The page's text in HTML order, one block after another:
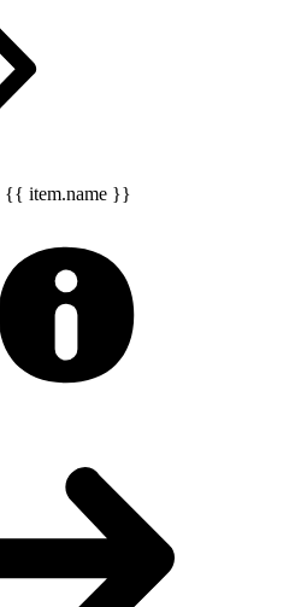
{{ item.name }}